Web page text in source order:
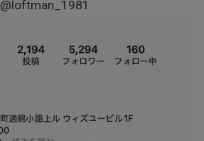
@loftman_1981